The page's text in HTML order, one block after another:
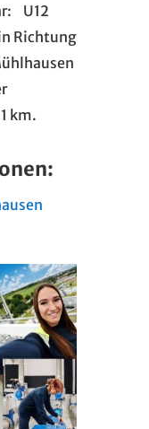
U12
Richtung
km.